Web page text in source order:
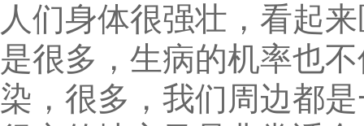
人们身体很强壮，看起
是很多，生病的机率也
染，很多，我们周边都